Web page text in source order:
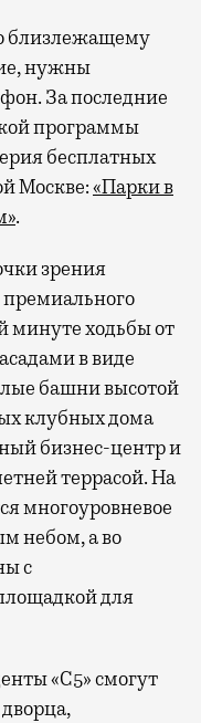
близлежащему
нужны
За последние
программы
бесплатных
Москве:«Парки в
.
зрения
минуте ходьбы от
в виде
башни высотой
клубных дома
бизнес-центр и
террасой. На
многоуровневое
небом, а во
с
для
«С5» смогут